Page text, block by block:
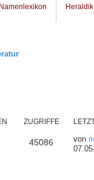
Namenlexikon Heraldik
ZUGRIFFE
45086 von